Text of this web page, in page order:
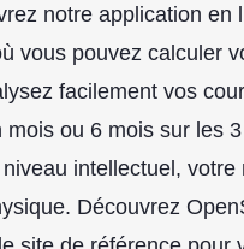
notre application en
vous pouvez calculer
facilement vos
mois ou 6 mois sur les
intellectuel, votre
Découvrez